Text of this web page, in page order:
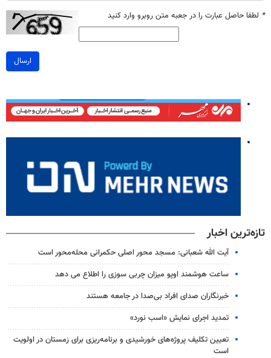
* لطفا حاصل عبارت را در جعبه متن روبرو وارد کنید
ارسال
تازه‌ترین اخبار
آیت الله شعبانی: مسجد محور اصلی حکمرانی محله‌محور است
ساعت هوشمند اوپو میزان چربی سوزی را اطلاع می دهد
خبرنگاران صدای افراد بی‌صدا در جامعه هستند
تمدید اجرای نمایش «اسب نورد»
تعیین تکلیف پروژه‌های خورشیدی و برنامه‌ریزی برای زمستان در اولویت
است